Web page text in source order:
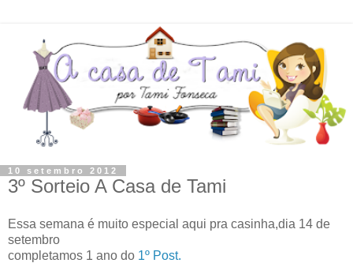
10 setembro 2012
3º Sorteio A Casa de Tami
Essa semana é muito especial aqui pra casinha,dia 14 de
setembro
completamos 1 ano do 1º Post.